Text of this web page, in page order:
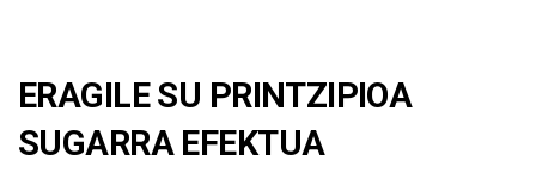
ERAGILE SU PRINTZIPIOA
SUGARRA EFEKTUA